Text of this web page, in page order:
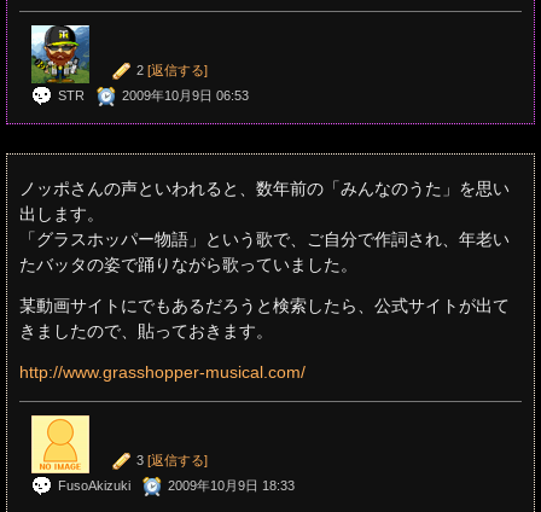
2 [返信する]
STR
2009年10月9日 06:53
ノッポさんの声といわれると、数年前の「みんなのうた」を思い
出します。
「グラスホッパー物語」という歌で、ご自分で作詞され、年老い
たバッタの姿で踊りながら歌っていました。
某動画サイトにでもあるだろうと検索したら、公式サイトが出て
きましたので、貼っておきます。
http://www.grasshopper-musical.com/
3 [返信する]
FusoAkizuki
2009年10月9日 18:33